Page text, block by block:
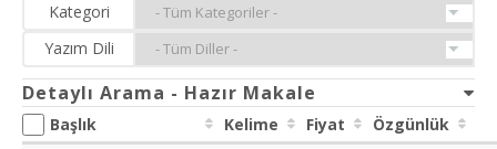
KURUMSAL
Kategori
Yazım Dili
Detaylı Arama - Hazır Makale
Başlık Kelime Fiyat Özgünlük